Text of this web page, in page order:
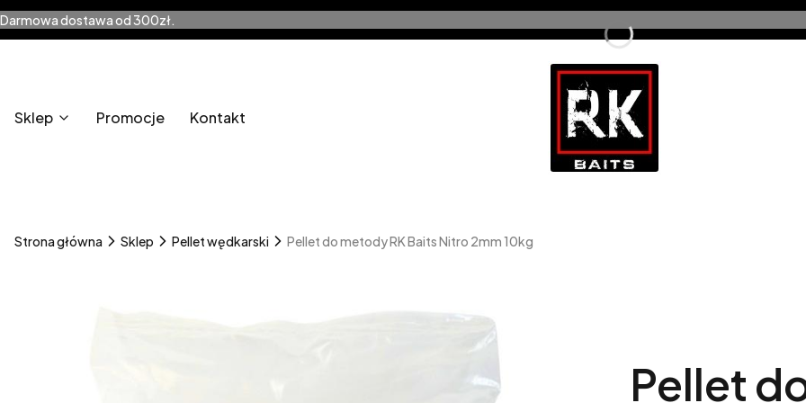
Darmowa dostawa od 300zł.
Sklep Promocje Kontakt
Strona główna Sklep Pellet wędkarski Pellet do metody RK Baits Nitro 2mm 10kg
Pellet